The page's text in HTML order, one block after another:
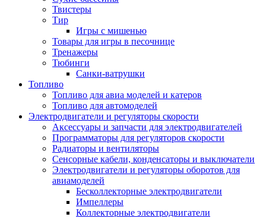
Твистеры
Тир
Игры с мишенью
Товары для игры в песочнице
Тренажеры
Тюбинги
Санки-ватрушки
Топливо
Топливо для авиа моделей и катеров
Топливо для автомоделей
Электродвигатели и регуляторы скорости
Аксессуары и запчасти для электродвигателей
Программаторы для регуляторов скорости
Радиаторы и вентиляторы
Сенсорные кабели, конденсаторы и выключатели
Электродвигатели и регуляторы оборотов для
авиамоделей
Бесколлекторные электродвигатели
Импеллеры
Коллекторные электродвигатели